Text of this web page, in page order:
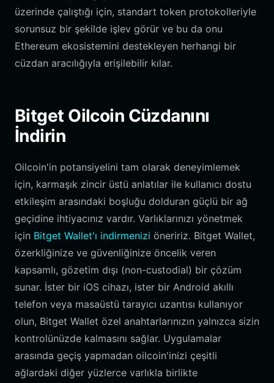
üzerinde çalıştığı için, standart token protokolleriyle
sorunsuz bir şekilde işlev görür ve bu da onu
Ethereum ekosistemini destekleyen herhangi bir
cüzdan aracılığıyla erişilebilir kılar.
Bitget Oilcoin Cüzdanını
İndirin
Oilcoin'in potansiyelini tam olarak deneyimlemek
için, karmaşık zincir üstü anlatılar ile kullanıcı dostu
etkileşim arasındaki boşluğu dolduran güçlü bir ağ
geçidine ihtiyacınız vardır. Varlıklarınızı yönetmek
için Bitget Wallet'ı indirmenizi öneririz. Bitget Wallet,
özerkliğinize ve güvenliğinize öncelik veren
kapsamlı, gözetim dışı (non-custodial) bir çözüm
sunar. İster bir iOS cihazı, ister bir Android akıllı
telefon veya masaüstü tarayıcı uzantısı kullanıyor
olun, Bitget Wallet özel anahtarlarınızın yalnızca sizin
kontrolünüzde kalmasını sağlar. Uygulamalar
arasında geçiş yapmadan oilcoin'inizi çeşitli
ağlardaki diğer yüzlerce varlıkla birlikte